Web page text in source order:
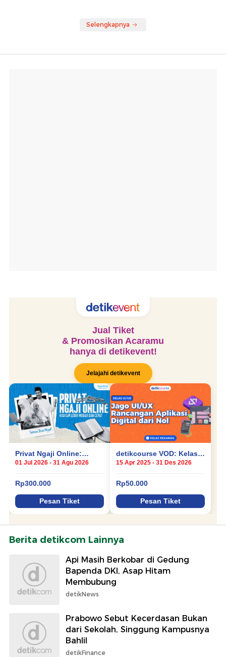
Selengkapnya
Berita detikcom Lainnya
Api Masih Berkobar di Gedung
Bapenda DKI, Asap Hitam
Membubung
detikNews
Prabowo Sebut Kecerdasan Bukan
dari Sekolah, Singgung Kampusnya
Bahlil
detikFinance